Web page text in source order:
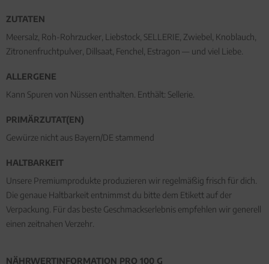
ZUTATEN
Meersalz, Roh-Rohrzucker, Liebstock, SELLERIE, Zwiebel, Knoblauch,
Zitronenfruchtpulver, Dillsaat, Fenchel, Estragon — und viel Liebe.
ALLERGENE
Kann Spuren von Nüssen enthalten. Enthält: Sellerie.
PRIMÄRZUTAT(EN)
Gewürze nicht aus Bayern/DE stammend
HALTBARKEIT
Unsere Premiumprodukte produzieren wir regelmäßig frisch für dich.
Die genaue Haltbarkeit entnimmst du bitte dem Etikett auf der
Verpackung. Für das beste Geschmackserlebnis empfehlen wir generell
einen zeitnahen Verzehr.
NÄHRWERTINFORMATION PRO 100 G